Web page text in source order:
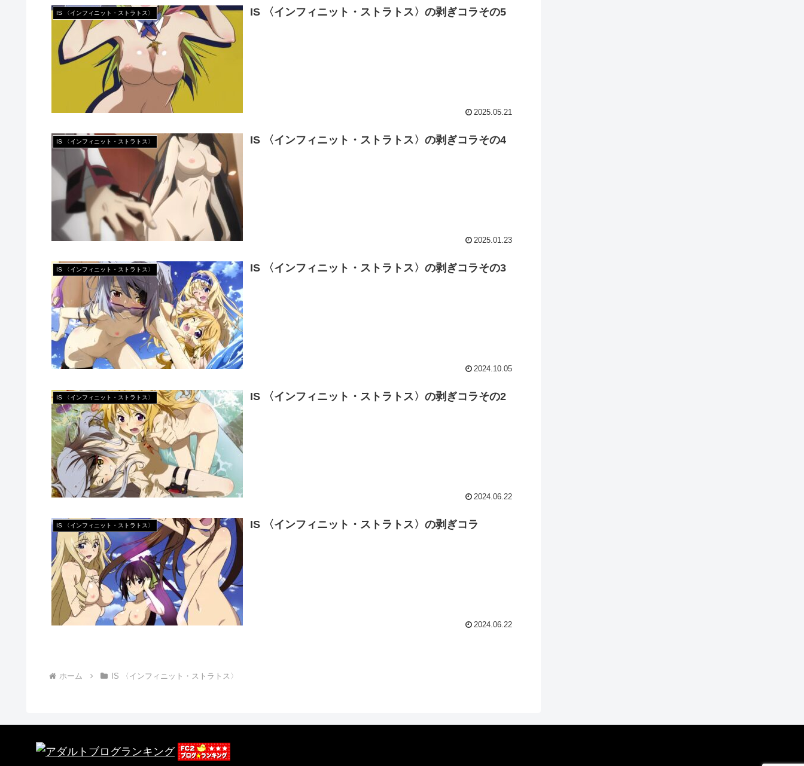
IS 〈インフィニット・ストラトス〉 IS 〈インフィニット・ストラトス〉の剥ぎコラその5
2025.05.21
IS 〈インフィニット・ストラトス〉 IS 〈インフィニット・ストラトス〉の剥ぎコラその4
2025.01.23
IS 〈インフィニット・ストラトス〉 IS 〈インフィニット・ストラトス〉の剥ぎコラその3
2024.10.05
IS 〈インフィニット・ストラトス〉 IS 〈インフィニット・ストラトス〉の剥ぎコラその2
2024.06.22
IS 〈インフィニット・ストラトス〉 IS 〈インフィニット・ストラトス〉の剥ぎコラ
2024.06.22
ホーム IS 〈インフィニット・ストラトス〉